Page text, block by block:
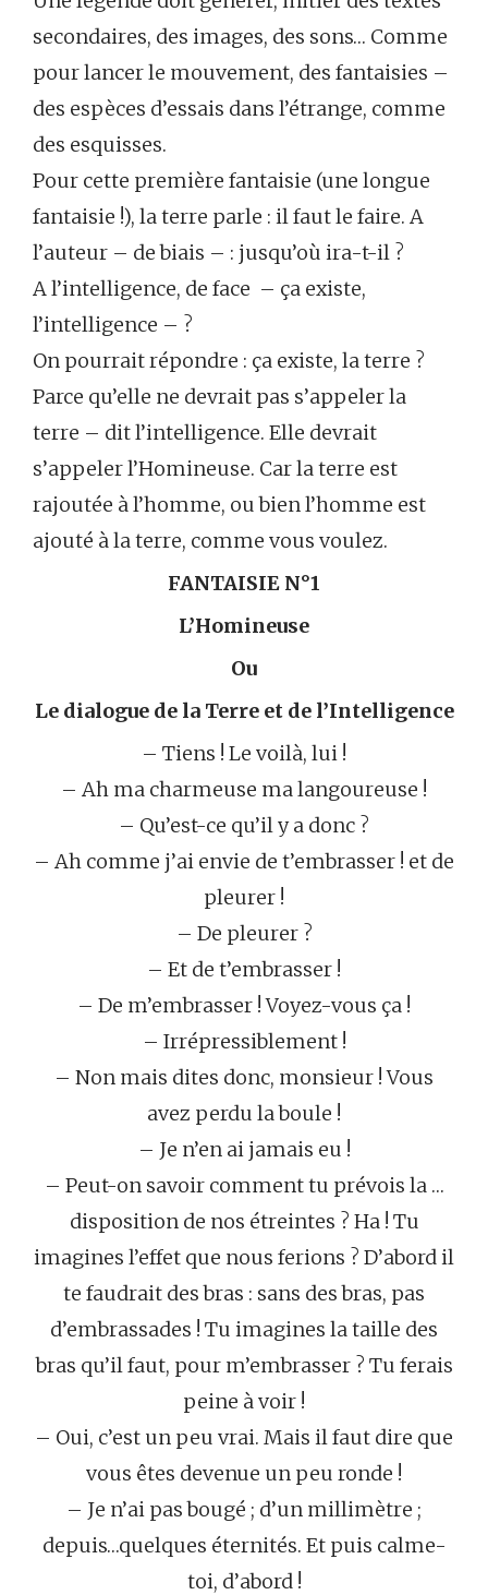
secondaires, des images, des sons… Comme
pour lancer le mouvement, des fantaisies –
des espèces d’essais dans l’étrange, comme
des esquisses.
Pour cette première fantaisie (une longue
fantaisie !), la terre parle : il faut le faire. A
l’auteur – de biais – : jusqu’où ira-t-il ?
A l’intelligence, de face – ça existe,
l’intelligence – ?
On pourrait répondre : ça existe, la terre ?
Parce qu’elle ne devrait pas s’appeler la
terre – dit l’intelligence. Elle devrait
s’appeler l’Homineuse. Car la terre est
rajoutée à l’homme, ou bien l’homme est
ajouté à la terre, comme vous voulez.
FANTAISIE N°1
L’Homineuse
Ou
Le dialogue de la Terre et de l’Intelligence
– Tiens ! Le voilà, lui !
– Ah ma charmeuse ma langoureuse !
– Qu’est-ce qu’il y a donc ?
– Ah comme j’ai envie de t’embrasser ! et de
pleurer !
– De pleurer ?
– Et de t’embrasser !
– De m’embrasser ! Voyez-vous ça !
– Irrépressiblement !
– Non mais dites donc, monsieur ! Vous
avez perdu la boule !
– Je n’en ai jamais eu !
– Peut-on savoir comment tu prévois la …
disposition de nos étreintes ? Ha ! Tu
imagines l’effet que nous ferions ? D’abord il
te faudrait des bras : sans des bras, pas
d’embrassades ! Tu imagines la taille des
bras qu’il faut, pour m’embrasser ? Tu ferais
peine à voir !
– Oui, c’est un peu vrai. Mais il faut dire que
vous êtes devenue un peu ronde !
– Je n’ai pas bougé ; d’un millimètre ;
depuis…quelques éternités. Et puis calme-
toi, d’abord !